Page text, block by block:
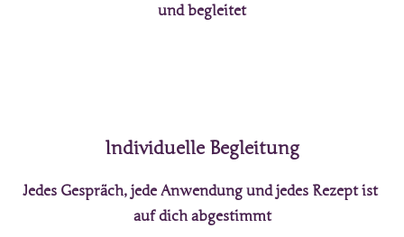
und begleitet
Individuelle Begleitung
Jedes Gespräch, jede Anwendung und jedes Rezept ist
auf dich abgestimmt